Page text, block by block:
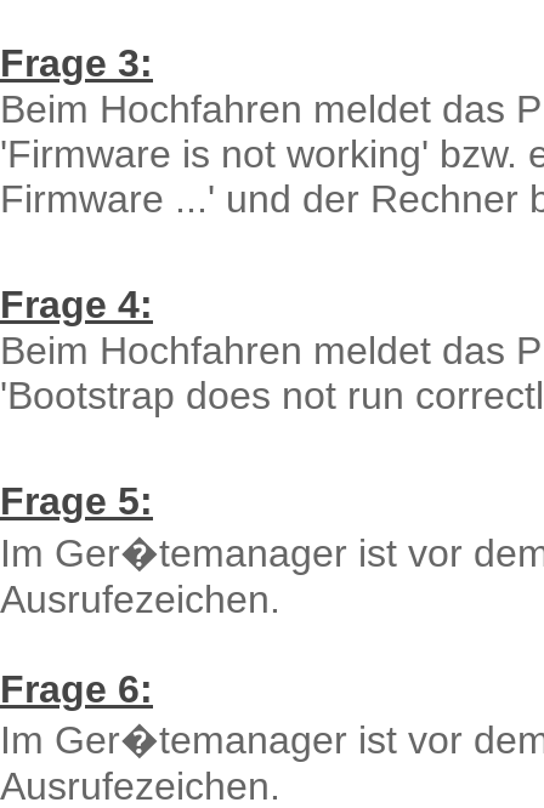
Frage 3:
Beim Hochfahren meldet das
'Firmware is not working' bzw.
Firmware ...' und der Rechner
Frage 4:
Beim Hochfahren meldet das
'Bootstrap does not run
Frage 5:
Im Ger�temanager ist vor
Ausrufezeichen.
Frage 6:
Im Ger�temanager ist vor
Ausrufezeichen.